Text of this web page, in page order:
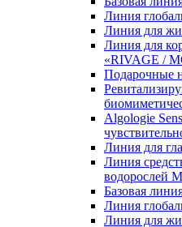
Линия
Линия для
Линия для
«RIVAGE /
Подарочные
Algologie
Линия для
Линия
водорослей
Базовая
Линия
Линия для